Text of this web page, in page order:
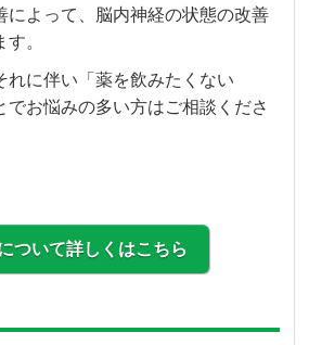
によって、脳内神経の状態の改善
。
れに伴い「薬を飲みたくない
でお悩みの多い方はご相談くださ
ついて詳しくはこちら